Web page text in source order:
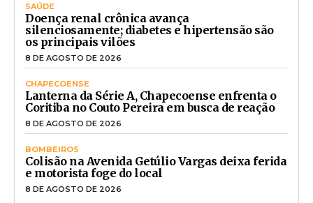
SAÚDE
Doença renal crônica avança
silenciosamente; diabetes e hipertensão são
os principais vilões
8 DE AGOSTO DE 2026
CHAPECOENSE
Lanterna da Série A, Chapecoense enfrenta o
Coritiba no Couto Pereira em busca de reação
8 DE AGOSTO DE 2026
BOMBEIROS
Colisão na Avenida Getúlio Vargas deixa ferida
e motorista foge do local
8 DE AGOSTO DE 2026